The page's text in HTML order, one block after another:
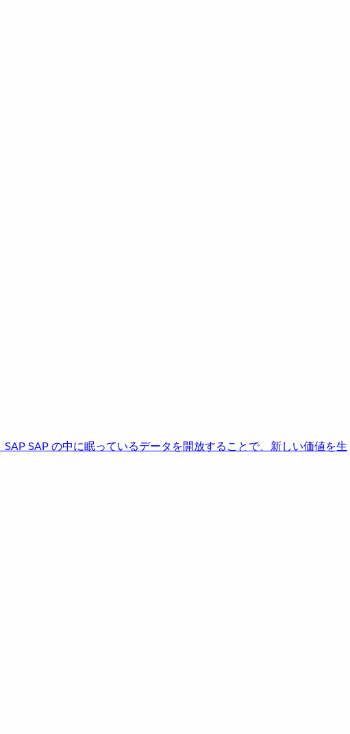
SAPSAP の中に眠っているデータを開放することで、新しい価値を生